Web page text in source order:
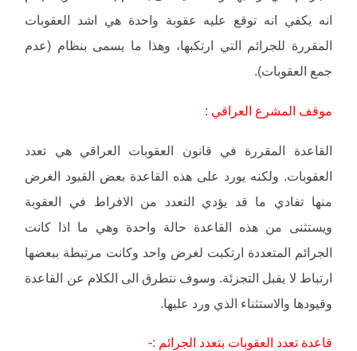
انه يكفي انه توقع عليه عقوبة واحدة هي اشد العقوبات
المقررة للجرائم التي ارتكبها، وهذا ما يسمى بنظام (عدم
جمع العقوبات).
موقف المشرع العراقي :
القاعدة المقررة في قانون العقوبات العراقي هي تعدد
العقوبات. ولكنه يورد على هذه القاعدة بعض القيود الغرض
منها تفادي ما قد يؤدي التعدد من الافراط في العقوبة
ويستثنى من هذه القاعدة حالة واحدة وهي ما اذا كانت
الجرائم المتعددة ارتكبت لغرض واحد وكانت مرتبطة ببعضها
ارتباط لا يقبل التجزئة. وسوف نتطرق الى الكلام عن القاعدة
وقيودها والاستثناء الذي ورد عليها.
قاعدة تعدد العقوبات بتعدد الجرائم :-